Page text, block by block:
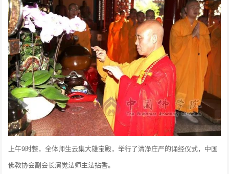
上午9时整，全体师生云集大雄宝殿，举行了清净庄严的诵经仪式，中国
佛教协会副会长演觉法师主法拈香。